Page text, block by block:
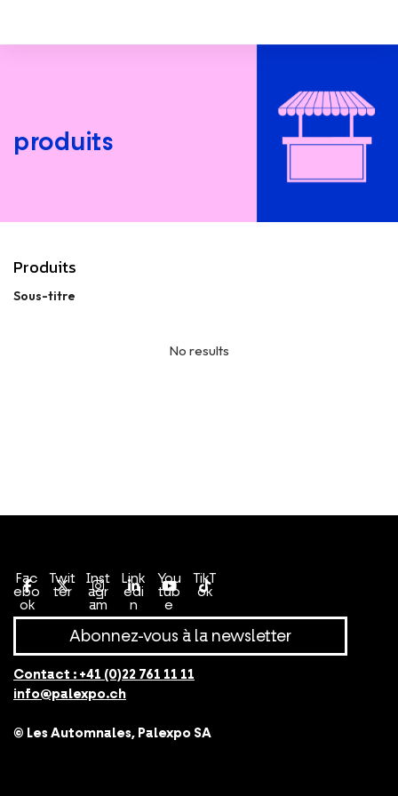
produits
Produits
Sous-titre
No results
Fac
ebo
ok
Twit
ter
Inst
agr
am
Link
edi
n
You
tub
e
TikT
ok
Abonnez-vous à la newsletter
Contact : +41 (0)22 761 11 11
info@palexpo.ch
© Les Automnales, Palexpo SA